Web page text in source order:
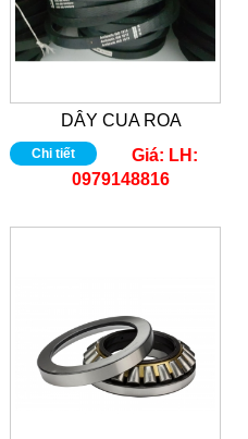
DÂY CUA ROA
Chi tiết Giá: LH:
0979148816